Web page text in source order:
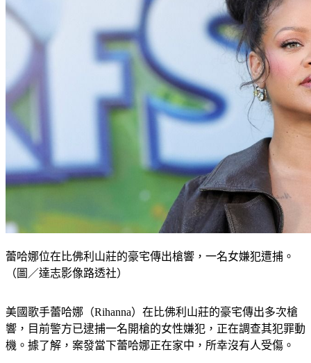
蕾哈娜位在比佛利山莊的豪宅傳出槍響，一名女嫌犯遭捕。
（圖／達志影像路透社）
美國歌手蕾哈娜（Rihanna）在比佛利山莊的豪宅傳出多次槍
響，目前警方已逮捕一名開槍的女性嫌犯，正在調查其犯罪動
機。據了解，案發當下蕾哈娜正在家中，所幸沒有人受傷。